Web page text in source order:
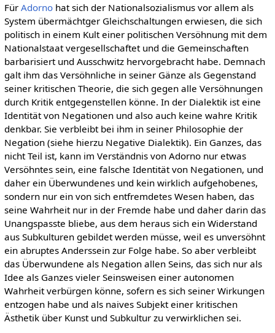
Für Adornohat sich der Nationalsozialismus vor allem als
System übermächtger Gleichschaltungen erwiesen, die sich
politisch in einem Kult einer politischen Versöhnung mit dem
Nationalstaat vergesellschaftet und die Gemeinschaften
barbarisiert und Ausschwitz hervorgebracht habe. Demnach
galt ihm das Versöhnliche in seiner Gänze als Gegenstand
seiner kritischen Theorie, die sich gegen alle Versöhnungen
durch Kritik entgegenstellen könne. In der Dialektik ist eine
Identität von Negationen und also auch keine wahre Kritik
denkbar. Sie verbleibt bei ihm in seiner Philosophie der
Negation (siehe hierzu Negative Dialektik). Ein Ganzes, das
nicht Teil ist, kann im Verständnis von Adorno nur etwas
Versöhntes sein, eine falsche Identität von Negationen, und
daher ein Überwundenes und kein wirklich aufgehobenes,
sondern nur ein von sich entfremdetes Wesen haben, das
seine Wahrheit nur in der Fremde habe und daher darin das
Unangspasste bliebe, aus dem heraus sich ein Widerstand
aus Subkulturen gebildet werden müsse, weil es unversöhnt
ein abruptes Anderssein zur Folge habe. So aber verbleibt
das Überwundene als Negation allen Seins, das sich nur als
Idee als Ganzes vieler Seinsweisen einer autonomen
Wahrheit verbürgen könne, sofern es sich seiner Wirkungen
entzogen habe und als naives Subjekt einer kritischen
Ästhetik über Kunst und Subkultur zu verwirklichen sei.